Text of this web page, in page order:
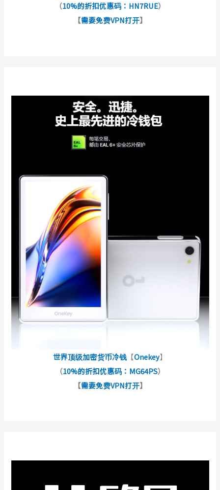
（10%的折扣优惠码：HN7RUE）
【需要免费VPN打开】
世界顶级加密货币冷钱 【Onekey】
（10%的折扣优惠码：MG64PS）
【需要免费VPN打开】